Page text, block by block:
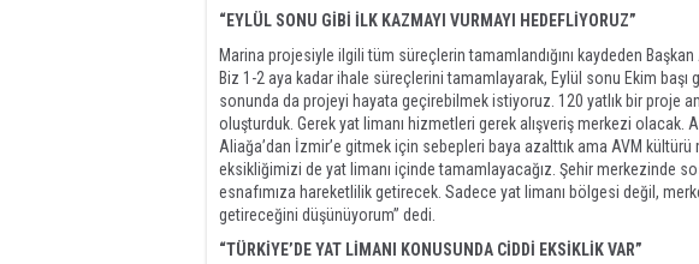
“EYLÜL SONU GİBİ İLK KAZMAYI VURMAYI HEDEFLİYORUZ”
Marina projesiyle ilgili tüm süreçlerin tamamlandığını kaydeden
Biz 1-2 aya kadar ihale süreçlerini tamamlayarak, Eylül sonu Ekim
sonunda da projeyi hayata geçirebilmek istiyoruz. 120 yatlık bir proje
oluşturduk. Gerek yat limanı hizmetleri gerek alışveriş merkezi olacak.
Aliağa’dan İzmir’e gitmek için sebepleri baya azalttık ama AVM
eksikliğimizi de yat limanı içinde tamamlayacağız. Şehir merkezinde
esnafımıza hareketlilik getirecek. Sadece yat limanı bölgesi değil,
getireceğini düşünüyorum” dedi.
“TÜRKİYE’DE YAT LİMANI KONUSUNDA CİDDİ EKSİKLİK VAR”